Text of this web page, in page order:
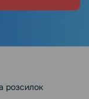
розсилок